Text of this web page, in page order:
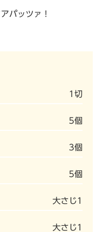
パッツァ！
1切
5個
3個
5個
大さじ1
大さじ1